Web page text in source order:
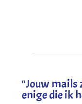
"Jouw mails
enige die ik